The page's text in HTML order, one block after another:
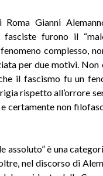
Roma Gianni
furono il
complesso,
per due motivi. Non
il fascismo fu un
rispetto all’orrore
non
assoluto” è una
nel discorso di